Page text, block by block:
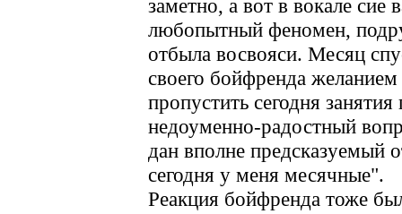
заметно, а вот в вокале сие
любопытный феномен,
отбыла восвояси. Месяц
своего бойфренда желанием
пропустить сегодня
недоуменно-радостный
дан вполне предсказуемый
сегодня у меня месячные".
Реакция бойфренда тоже